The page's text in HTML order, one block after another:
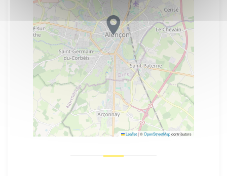
Leaflet|©OpenStreetMapcontributors